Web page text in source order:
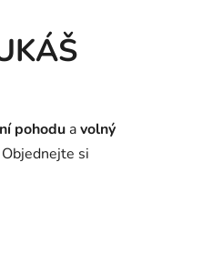
pohodu avolný
Objednejte si